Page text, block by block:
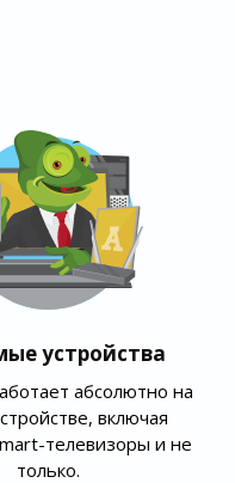
устройства
абсолютно на
включая
телевизоры и не
только.